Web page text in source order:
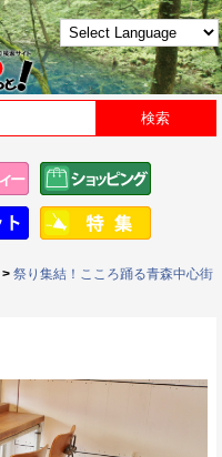
> 祭り集結！こころ踊る青森中心街